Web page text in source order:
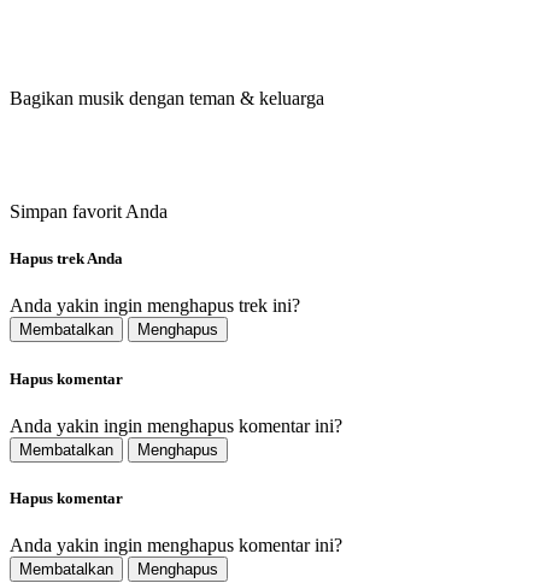
Bagikan musik dengan teman & keluarga
Simpan favorit Anda
Hapus trek Anda
Anda yakin ingin menghapus trek ini?
Membatalkan Menghapus
Hapus komentar
Anda yakin ingin menghapus komentar ini?
Membatalkan Menghapus
Hapus komentar
Anda yakin ingin menghapus komentar ini?
Membatalkan Menghapus